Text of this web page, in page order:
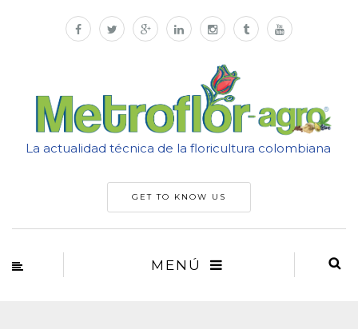
La actualidad técnica de la floricultura colombiana
GET TO KNOW US
MENÚ